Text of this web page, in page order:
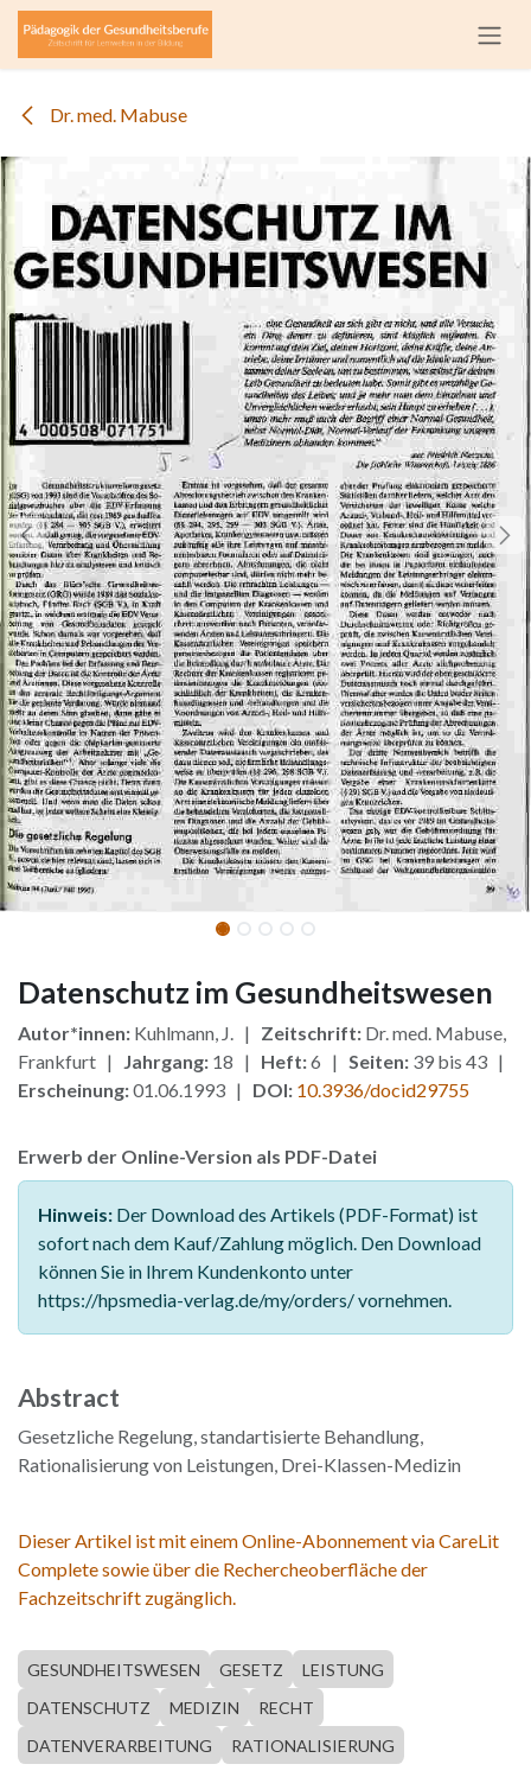
Zum Inhalt springen
Dr. med. Mabuse
Datenschutz im Gesundheitswesen
Autor*innen: Kuhlmann, J. | Zeitschrift: Dr. med. Mabuse,
Frankfurt | Jahrgang: 18 | Heft:6 | Seiten: 39 bis 43 |
Erscheinung:01.06.1993 | DOI: 10.3936/docid29755
Erwerb der Online-Version als PDF-Datei
Hinweis: Der Download des Artikels (PDF-Format) ist
sofort nach dem Kauf/Zahlung möglich. Den Download
können Sie in Ihrem Kundenkonto unter
https://hpsmedia-verlag.de/my/orders/ vornehmen.
Abstract
Gesetzliche Regelung, standartisierte Behandlung,
Rationalisierung von Leistungen, Drei-Klassen-Medizin
Dieser Artikel ist mit einem Online-Abonnement via CareLit
Complete sowie über die Rechercheoberfläche der
Fachzeitschrift zugänglich.
GESUNDHEITSWESEN GESETZ
LEISTUNG
DATENSCHUTZ
MEDIZIN
RECHT
DATENVERARBEITUNG
RATIONALISIERUNG